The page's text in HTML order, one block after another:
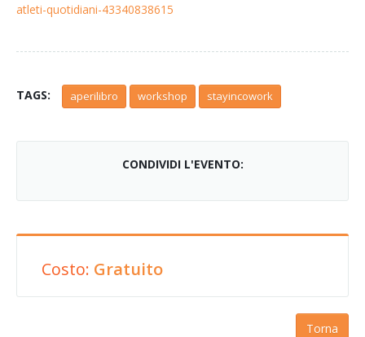
atleti-quotidiani-43340838615
TAGS: aperilibro workshop stayincowork
CONDIVIDI L'EVENTO:
Costo: Gratuito
Torna